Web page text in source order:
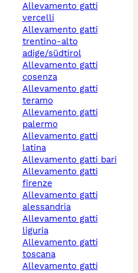
allevamento gatti
vercelli
allevamento gatti
trentino-alto
adige/südtirol
allevamento gatti
cosenza
allevamento gatti
teramo
allevamento gatti
palermo
allevamento gatti
latina
allevamento gatti bari
allevamento gatti
firenze
allevamento gatti
alessandria
allevamento gatti
liguria
allevamento gatti
toscana
allevamento gatti